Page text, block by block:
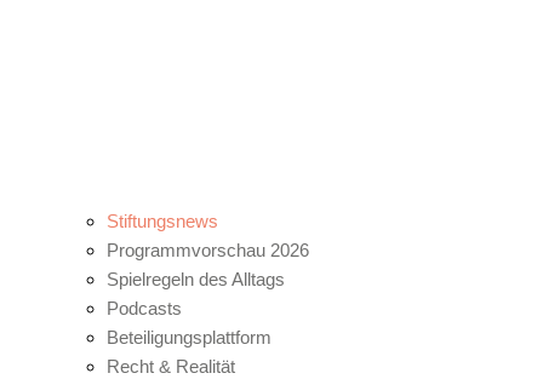
Stiftungsnews
Programmvorschau 2026
Spielregeln des Alltags
Podcasts
Beteiligungsplattform
Recht & Realität